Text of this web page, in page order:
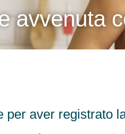
avvenuta
per aver registrato